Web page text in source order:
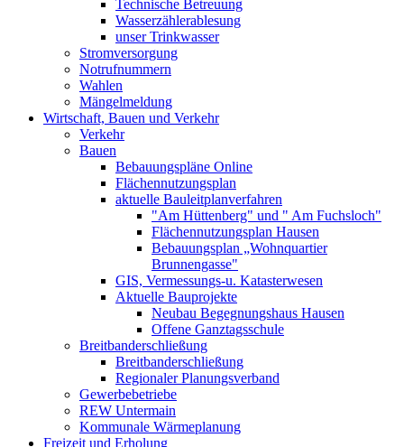
Technische Betreuung
Wasserzählerablesung
unser Trinkwasser
Stromversorgung
Notrufnummern
Wahlen
Mängelmeldung
Wirtschaft, Bauen und Verkehr
Verkehr
Bauen
Bebauungspläne Online
Flächennutzungsplan
aktuelle Bauleitplanverfahren
"Am Hüttenberg" und " Am Fuchsloch"
Flächennutzungsplan Hausen
Bebauungsplan „Wohnquartier
Brunnengasse"
GIS, Vermessungs-u. Katasterwesen
Aktuelle Bauprojekte
Neubau Begegnungshaus Hausen
Offene Ganztagsschule
Breitbanderschließung
Breitbanderschließung
Regionaler Planungsverband
Gewerbebetriebe
REW Untermain
Kommunale Wärmeplanung
Freizeit und Erholung